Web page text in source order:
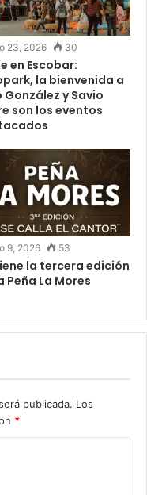
23, 2026 30
en Escobar:
la bienvenida a
González y Savio
son los eventos
9, 2026 53
la tercera edición
Peña La Mores
publicada. Los
*